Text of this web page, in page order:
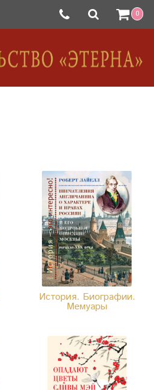
0
История. Биографии.
Мемуары